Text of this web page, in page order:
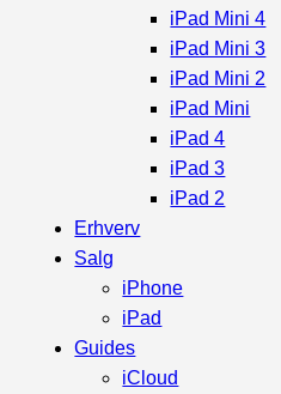
iPad Mini 4
iPad Mini 3
iPad Mini 2
iPad Mini
iPad 4
iPad 3
iPad 2
Erhverv
Salg
iPhone
iPad
Guides
iCloud